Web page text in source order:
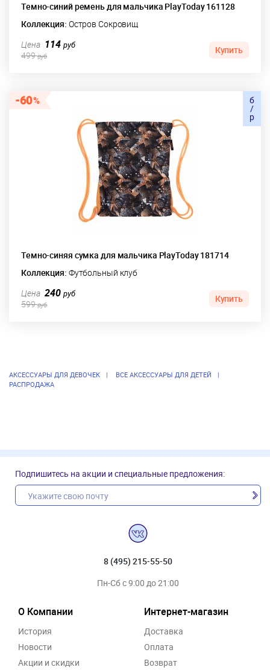
Темно-синий ремень для мальчика PlayToday 161128
Коллекция: Остров Сокровищ
Цена 114руб
499руб
Купить
60
Темно-синяя сумка для мальчика PlayToday 181714
Коллекция: Футбольный клуб
б
/
р
Цена 240руб
599руб
Купить
АКСЕССУАРЫ ДЛЯ ДЕВОЧЕК
ВСЕ АКСЕССУАРЫ ДЛЯ ДЕТЕЙ
РАСПРОДАЖА
Подпишитесь на акции и специальные предложения:
8 (495) 215-55-50
Пн-Сб с 9:00 до 21:00
О Компании
История
Новости
Акции и скидки
Интернет-магазин
Доставка
Оплата
Возврат